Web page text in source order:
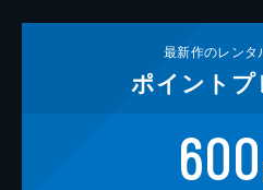
最新作のレンタ
ポイント プ
600